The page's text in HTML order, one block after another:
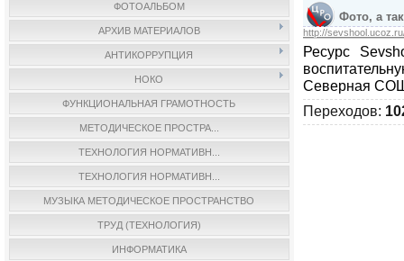
ФОТОАЛЬБОМ
АРХИВ МАТЕРИАЛОВ
АНТИКОРРУПЦИЯ
НОКО
ФУНКЦИОНАЛЬНАЯ ГРАМОТНОСТЬ
МЕТОДИЧЕСКОЕ ПРОСТРА...
ТЕХНОЛОГИЯ НОРМАТИВН...
ТЕХНОЛОГИЯ НОРМАТИВН...
МУЗЫКА МЕТОДИЧЕСКОЕ ПРОСТРАНСТВО
ТРУД (ТЕХНОЛОГИЯ)
ИНФОРМАТИКА
Фото, а
http://
Ресурс
Северная
Переходов: